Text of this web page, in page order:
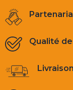
Qualité